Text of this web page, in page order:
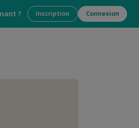
? Inscription Connexion